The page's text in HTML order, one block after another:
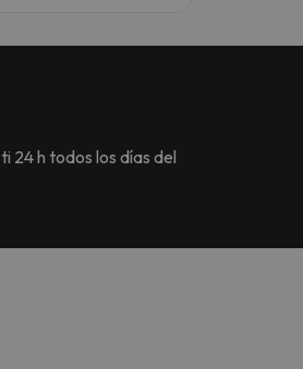
24 h todos los días del